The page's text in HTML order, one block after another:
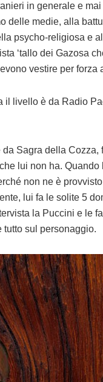
in generale e
delle medie, alla
psycho-religiosa e
‘tallo dei Gazosa
vestire per forza
il livello è da Radio
Sagra della Cozza,
lui non ha. Quando
non ne è
lui fa le solite 5
la Puccini e le
tutto sul personaggio.